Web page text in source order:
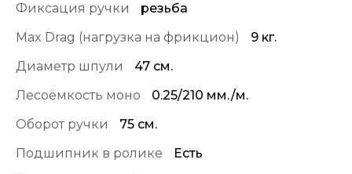
Фиксация ручки
резьба
Max Drag (нагрузка на фрикцион)
9 кг.
Диаметр шпули
47 см.
Лесоёмкость моно
0.25/210 мм./м.
Оборот ручки
75 см.
Подшипник в ролике
Есть